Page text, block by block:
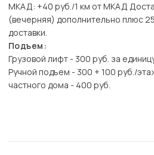
МКАД: +40 руб./1 км от МКАД
(вечерняя) дополнительно плюс
доставки.
Подъем:
Грузовой лифт - 300 руб. за
Ручной подъем - 300 + 100 руб./
частного дома - 400 руб.